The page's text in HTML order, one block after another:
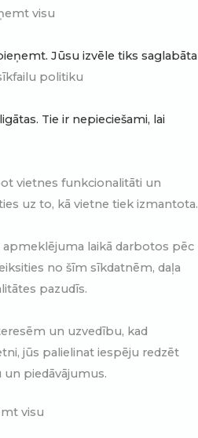
visu
Jūsu izvēle tiks saglabāta
politiku
Tie ir nepieciešami, lai
vietnes funkcionalitāti un
uz to, kā vietne tiek izmantota.
laikā darbotos pēc
no šīm sīkdatnēm, daļa
pazudīs.
un uzvedību, kad
jūs palielinat iespēju redzēt
piedāvājumus.
visu